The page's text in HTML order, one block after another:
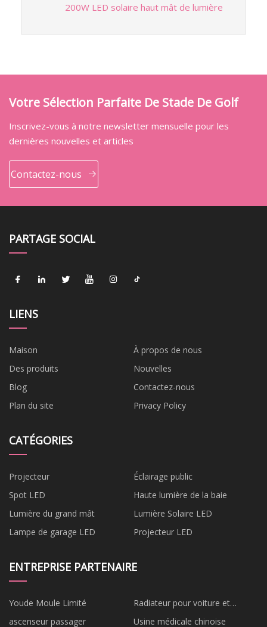
200W LED solaire haut mât de lumière
Votre Sélection Parfaite De Stade De Golf
Inscrivez-vous à notre newsletter mensuelle pour les
dernières nouvelles et articles
Contactez-nous
PARTAGE SOCIAL
LIENS
Maison
À propos de nous
Des produits
Nouvelles
Blog
Contactez-nous
Plan du site
Privacy Policy
CATÉGORIES
Projecteur
Éclairage public
Spot LED
Haute lumière de la baie
Lumière du grand mât
Lumière Solaire LED
Lampe de garage LED
Projecteur LED
ENTREPRISE PARTENAIRE
Youde Moule Limité
Radiateur pour voiture et
appareil électroménager en
ascenseur passager Usine médicale chinoise